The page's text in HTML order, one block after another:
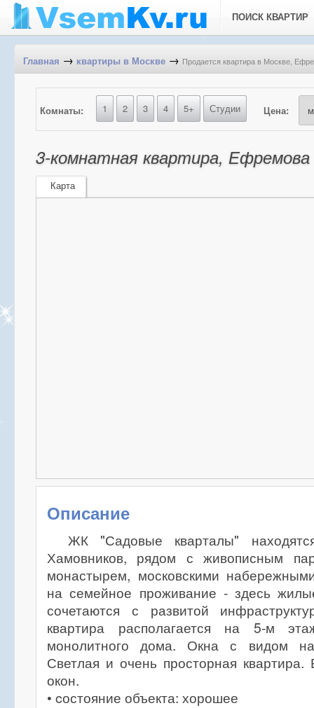
ПОИСК КВАРТИР
Главная → квартиры в Москве → Продается квартира в Москве,
Комнаты: 1 2 3 4 5+ Студии Цена:
3-комнатная квартира, Ефремова
Карта
Описание
ЖК "Садовые кварталы"
Хамовников, рядом с живописным
монастырем, московскими
на семейное проживание - здесь
сочетаются с развитой
квартира располагается на 5-м
монолитного дома. Окна с видом
Светлая и очень просторная квартира.
окон.
• cостояние объекта: хорошее